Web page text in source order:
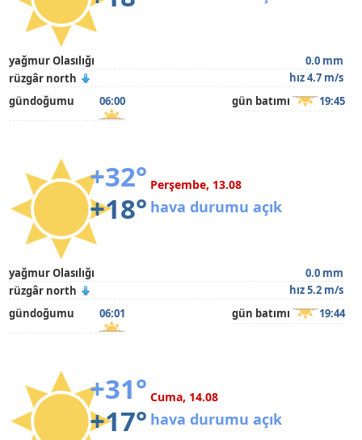
yağmur Olasılığı
0.0 mm
rüzgâr north
hız 4.7 m/s
gündoğumu
06:00 gün batımı 19:45
+32°
+18°
Perşembe, 13.08
hava durumu açık
yağmur Olasılığı
0.0 mm
rüzgâr north
hız 5.2 m/s
gündoğumu
06:01 gün batımı 19:44
+31°
+17°
Cuma, 14.08
hava durumu açık